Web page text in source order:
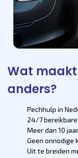
Wat
anders?
Pechhulp in
24/7
Meer dan 10
Geen
Uit te breiden